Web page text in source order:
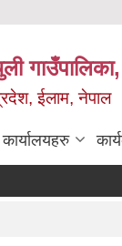
गाउँपालिका,
ईलाम, नेपाल